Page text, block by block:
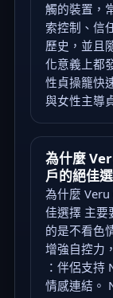
觸的裝置，
索控制、信
歷史，並且
化意義上都
性貞操籠快
與女性主導
為什麼
戶的絕佳
為什麼
佳選擇 主要
的是不看色
增強自控力
：伴侶支持
情感連結。